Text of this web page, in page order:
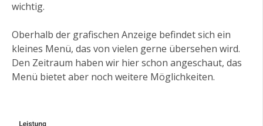
wichtig.
Oberhalb der grafischen Anzeige befindet sich ein
kleines Menü, das von vielen gerne übersehen wird.
Den Zeitraum haben wir hier schon angeschaut, das
Menü bietet aber noch weitere Möglichkeiten.